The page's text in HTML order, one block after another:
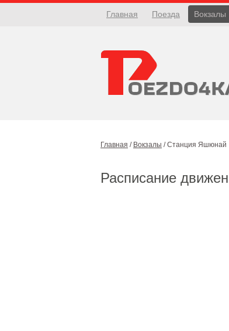
Главная Поезда Вокзалы
Главная / Вокзалы /Станция Яшюнай
Расписание